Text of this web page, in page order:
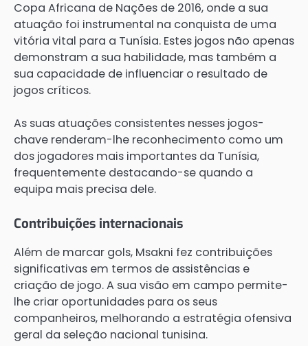
Copa Africana de Nações de 2016, onde a sua
atuação foi instrumental na conquista de uma
vitória vital para a Tunísia. Estes jogos não apenas
demonstram a sua habilidade, mas também a
sua capacidade de influenciar o resultado de
jogos críticos.
As suas atuações consistentes nesses jogos-
chave renderam-lhe reconhecimento como um
dos jogadores mais importantes da Tunísia,
frequentemente destacando-se quando a
equipa mais precisa dele.
Contribuições internacionais
Além de marcar gols, Msakni fez contribuições
significativas em termos de assistências e
criação de jogo. A sua visão em campo permite-
lhe criar oportunidades para os seus
companheiros, melhorando a estratégia ofensiva
geral da seleção nacional tunisina.